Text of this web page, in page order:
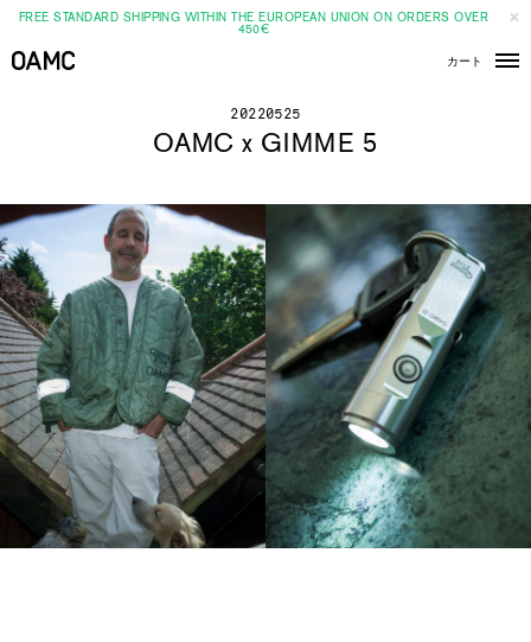
FREE STANDARD SHIPPING WITHIN THE EUROPEAN UNION ON ORDERS OVER
450€
カート
メ
20220525
OAMC x GIMME 5